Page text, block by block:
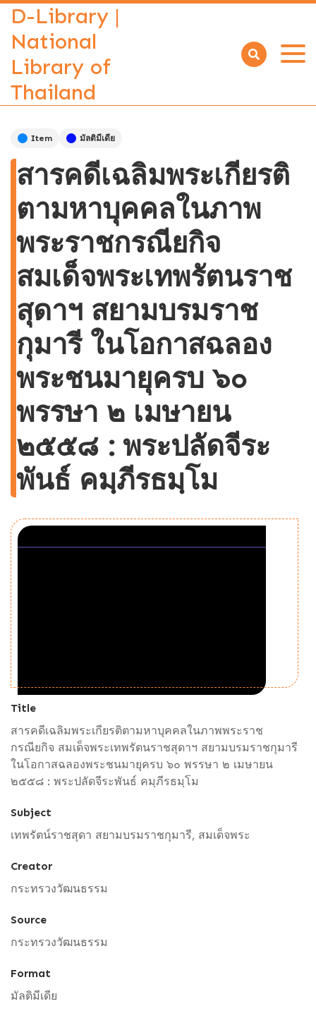
D-Library |
National
Library of
Thailand
Open
Item มัลติมีเดีย
สารคดีเฉลิมพระเกียรติ
ตามหาบุคคลในภาพ
พระราชกรณียกิจ
สมเด็จพระเทพรัตนราช
สุดาฯ สยามบรมราช
กุมารี ในโอกาสฉลอง
พระชนมายุครบ ๖๐
พรรษา ๒ เมษายน
๒๕๕๘ : พระปลัดจีระ
พันธ์ คมฺภีรธมฺโม
Title
สารคดีเฉลิมพระเกียรติตามหาบุคคลในภาพพระราช
กรณียกิจ สมเด็จพระเทพรัตนราชสุดาฯ สยามบรมราชกุมารี
ในโอกาสฉลองพระชนมายุครบ ๖๐ พรรษา ๒ เมษายน
๒๕๕๘ : พระปลัดจีระพันธ์ คมฺภีรธมฺโม
Subject
เทพรัตน์ราชสุดา สยามบรมราชกุมารี, สมเด็จพระ
Creator
กระทรวงวัฒนธรรม
Source
กระทรวงวัฒนธรรม
Format
มัลติมีเดีย